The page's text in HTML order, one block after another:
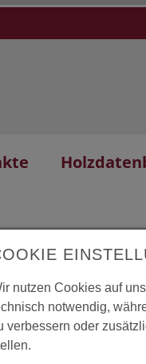
nutzen Cookies auf
notwendig,
verbessern oder